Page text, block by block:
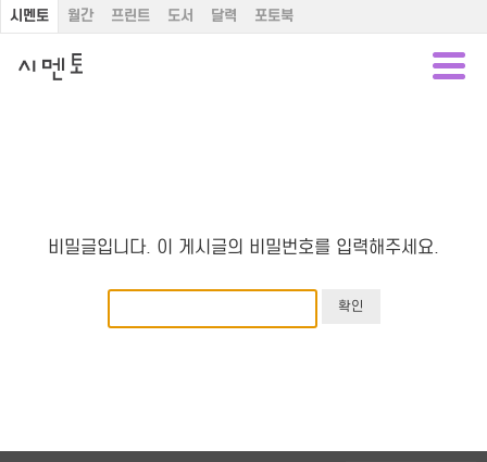
시멘토 월간 프린트 도서 달력 포토북
비밀글입니다. 이 게시글의 비밀번호를 입력해주세요.